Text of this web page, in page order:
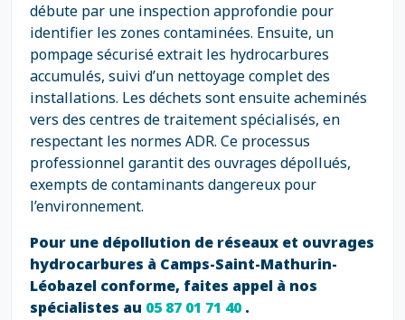
débute par une inspection approfondie pour
identifier les zones contaminées. Ensuite, un
pompage sécurisé extrait les hydrocarbures
accumulés, suivi d’un nettoyage complet des
installations. Les déchets sont ensuite acheminés
vers des centres de traitement spécialisés, en
respectant les normes ADR. Ce processus
professionnel garantit des ouvrages dépollués,
exempts de contaminants dangereux pour
l’environnement.
Pour une dépollution de réseaux et ouvrages
hydrocarbures à Camps-Saint-Mathurin-
Léobazel conforme, faites appel à nos
spécialistes au 05 87 01 71 40.